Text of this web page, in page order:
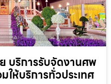
บริการรับจัดงานศพ
ให้บริการทั่วประเทศ